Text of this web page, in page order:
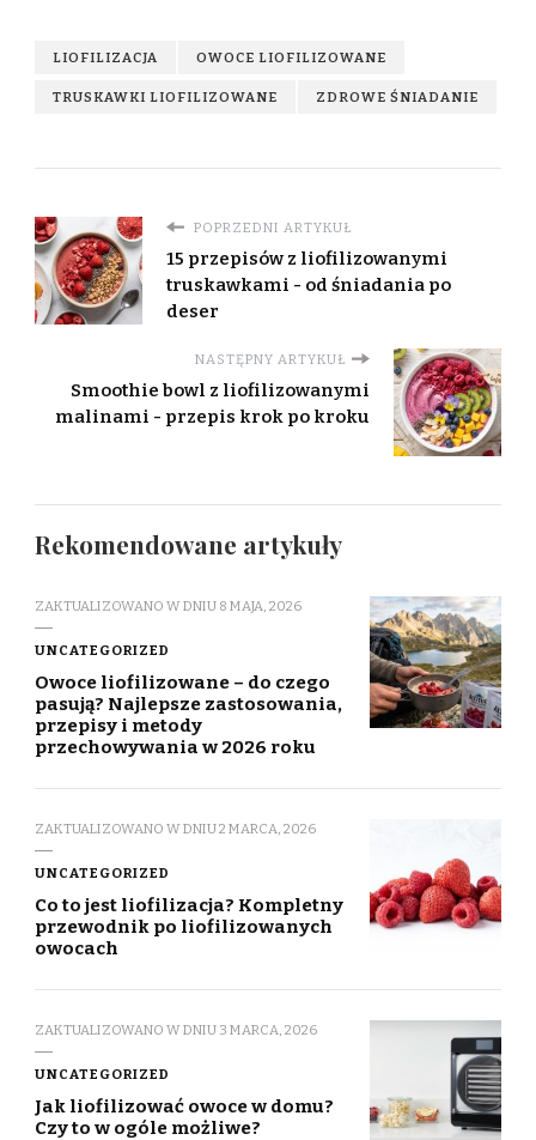
LIOFILIZACJA OWOCE LIOFILIZOWANE
TRUSKAWKI LIOFILIZOWANE ZDROWE ŚNIADANIE
POPRZEDNI ARTYKUŁ
15 przepisów z liofilizowanymi
truskawkami - od śniadania po
deser
NASTĘPNY ARTYKUŁ
Smoothie bowl z liofilizowanymi
malinami - przepis krok po kroku
Rekomendowane artykuły
ZAKTUALIZOWANO W DNIU 8 MAJA, 2026
UNCATEGORIZED
Owoce liofilizowane – do czego
pasują? Najlepsze zastosowania,
przepisy i metody
przechowywania w 2026 roku
ZAKTUALIZOWANO W DNIU2 MARCA, 2026
UNCATEGORIZED
Co to jest liofilizacja? Kompletny
przewodnik po liofilizowanych
owocach
ZAKTUALIZOWANO W DNIU 3 MARCA, 2026
UNCATEGORIZED
Jak liofilizować owoce w domu?
Czy to w ogóle możliwe?